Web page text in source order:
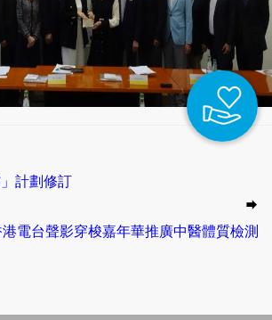
計劃修訂
電台聲影穿梭嘉年華推廣中醫體質檢測